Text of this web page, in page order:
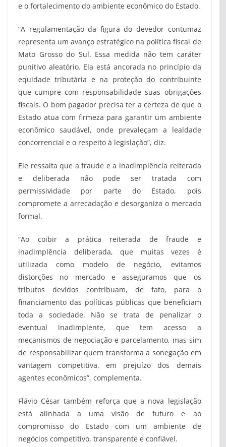
e o fortalecimento do ambiente econômico do Estado.
“A regulamentação da figura do devedor contumaz
representa um avanço estratégico na política fiscal de
Mato Grosso do Sul. Essa medida não tem caráter
punitivo aleatório. Ela está ancorada no princípio da
equidade tributária e na proteção do contribuinte
que cumpre com responsabilidade suas obrigações
fiscais. O bom pagador precisa ter a certeza de que o
Estado atua com firmeza para garantir um ambiente
econômico saudável, onde prevaleçam a lealdade
concorrencial e o respeito à legislação”, diz.
Ele ressalta que a fraude e a inadimplência reiterada
e deliberada não pode ser tratada com
permissividade por parte do Estado, pois
compromete a arrecadação e desorganiza o mercado
formal.
“Ao coibir a prática reiterada de fraude e
inadimplência deliberada, que muitas vezes é
utilizada como modelo de negócio, evitamos
distorções no mercado e asseguramos que os
tributos devidos contribuam, de fato, para o
financiamento das políticas públicas que beneficiam
toda a sociedade. Não se trata de penalizar o
eventual inadimplente, que tem acesso a
mecanismos de negociação e parcelamento, mas sim
de responsabilizar quem transforma a sonegação em
vantagem competitiva, em prejuízo dos demais
agentes econômicos”, complementa.
Flávio César também reforça que a nova legislação
está alinhada a uma visão de futuro e ao
compromisso do Estado com um ambiente de
negócios competitivo, transparente e confiável.